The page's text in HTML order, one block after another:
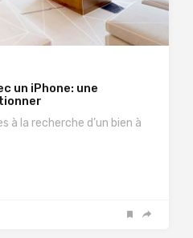
un iPhone: une
à la recherche d’un bien à